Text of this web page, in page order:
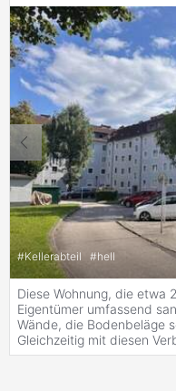
#Kellerabteil #hell
Diese Wohnung, die etwa
Eigentümer umfassend
Wände, die Bodenbeläge
Gleichzeitig mit diesen